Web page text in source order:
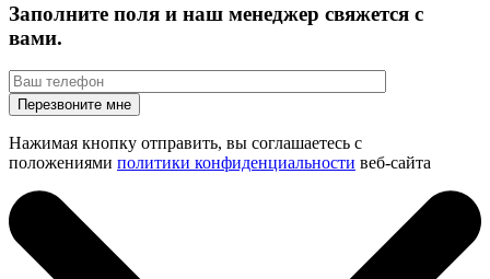
Заполните поля и наш менеджер свяжется с
вами.
Нажимая кнопку отправить, вы соглашаетесь с
положениями политики конфиденциальности веб-сайта